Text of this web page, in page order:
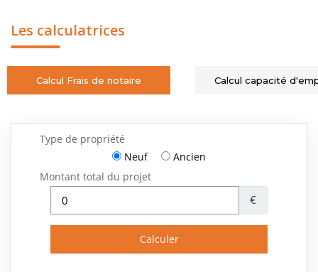
Les calculatrices
Calcul Frais de notaire Calcul capacité